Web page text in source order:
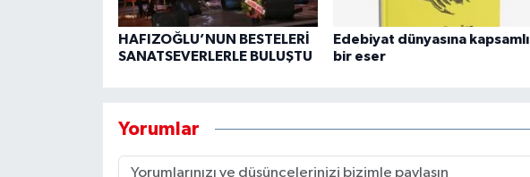
HAFIZOĞLU’NUN BESTELERİ
SANATSEVERLERLE BULUŞTU
Edebiyat dünyasına kapsamlı
bir eser
Yorumlar